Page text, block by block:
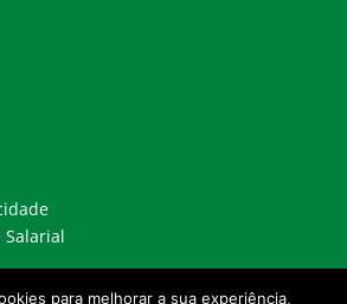
Salarial
para melhorar a sua experiência,